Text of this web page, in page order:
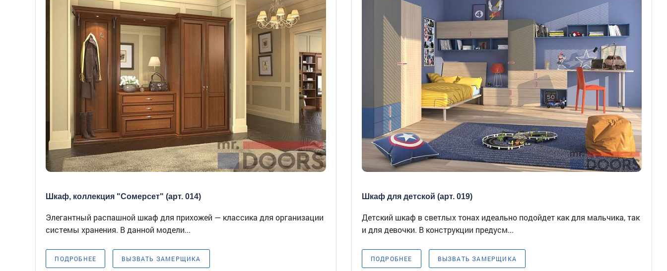
Шкаф, коллекция "Сомерсет" (арт. 014)
Элегантный распашной шкаф для прихожей — классика для организации
системы хранения. В данной модели...
ПОДРОБНЕЕ ВЫЗВАТЬ ЗАМЕРЩИКА
Шкаф для детской (арт. 019)
Детский шкаф в светлых тонах идеально подойдет как для мальчика, так
и для девочки. В конструкции предусм...
ПОДРОБНЕЕ ВЫЗВАТЬ ЗАМЕРЩИКА